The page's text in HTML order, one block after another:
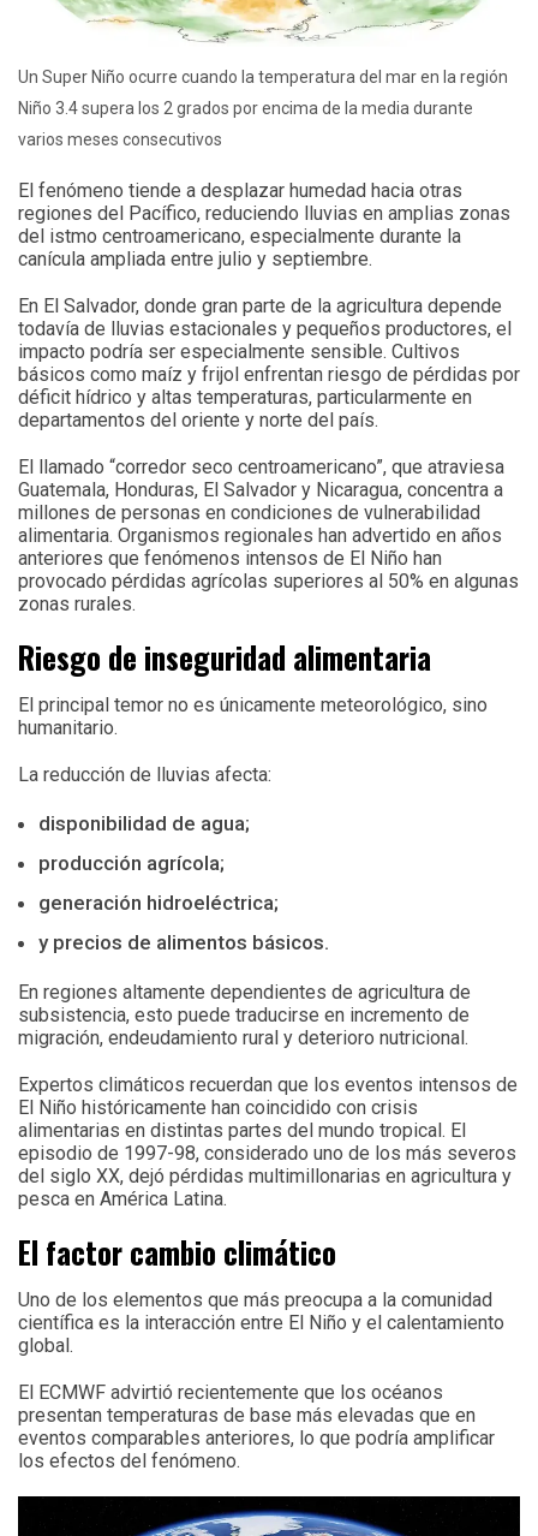
Un Super Niño ocurre cuando la temperatura del mar en la región
Niño 3.4 supera los 2 grados por encima de la media durante
varios meses consecutivos
El fenómeno tiende a desplazar humedad hacia otras
regiones del Pacífico, reduciendo lluvias en amplias zonas
del istmo centroamericano, especialmente durante la
canícula ampliada entre julio y septiembre.
En El Salvador, donde gran parte de la agricultura depende
todavía de lluvias estacionales y pequeños productores, el
impacto podría ser especialmente sensible. Cultivos
básicos como maíz y frijol enfrentan riesgo de pérdidas por
déficit hídrico y altas temperaturas, particularmente en
departamentos del oriente y norte del país.
El llamado “corredor seco centroamericano”, que atraviesa
Guatemala, Honduras, El Salvador y Nicaragua, concentra a
millones de personas en condiciones de vulnerabilidad
alimentaria. Organismos regionales han advertido en años
anteriores que fenómenos intensos de El Niño han
provocado pérdidas agrícolas superiores al 50% en algunas
zonas rurales.
Riesgo de inseguridad alimentaria
El principal temor no es únicamente meteorológico, sino
humanitario.
La reducción de lluvias afecta:
disponibilidad de agua;
producción agrícola;
generación hidroeléctrica;
y precios de alimentos básicos.
En regiones altamente dependientes de agricultura de
subsistencia, esto puede traducirse en incremento de
migración, endeudamiento rural y deterioro nutricional.
Expertos climáticos recuerdan que los eventos intensos de
El Niño históricamente han coincidido con crisis
alimentarias en distintas partes del mundo tropical. El
episodio de 1997-98, considerado uno de los más severos
del siglo XX, dejó pérdidas multimillonarias en agricultura y
pesca en América Latina.
El factor cambio climático
Uno de los elementos que más preocupa a la comunidad
científica es la interacción entre El Niño y el calentamiento
global.
El ECMWF advirtió recientemente que los océanos
presentan temperaturas de base más elevadas que en
eventos comparables anteriores, lo que podría amplificar
los efectos del fenómeno.